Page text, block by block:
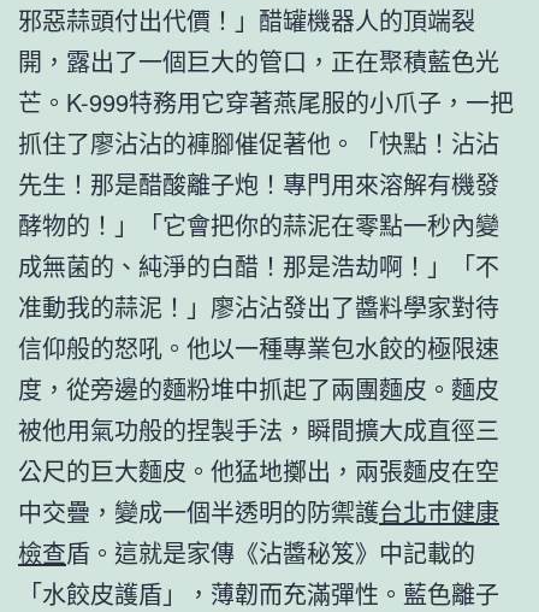
邪惡蒜頭付出代價！」醋罐機器人的頂端裂
開，露出了一個巨大的管口，正在聚積藍色光
芒。K-999特務用它穿著燕尾服的小爪子，一把
抓住了廖沾沾的褲腳催促著他。「快點！沾沾
先生！那是醋酸離子炮！專門用來溶解有機發
酵物的！」「它會把你的蒜泥在零點一秒內變
成無菌的、純淨的白醋！那是浩劫啊！」「不
准動我的蒜泥！」廖沾沾發出了醬料學家對待
信仰般的怒吼。他以一種專業包水餃的極限速
度，從旁邊的麵粉堆中抓起了兩團麵皮。麵皮
被他用氣功般的捏製手法，瞬間擴大成直徑三
公尺的巨大麵皮。他猛地擲出，兩張麵皮在空
中交疊，變成一個半透明的防禦護台北巿健康
檢查盾。這就是家傳《沾醬秘笈》中記載的
「水餃皮護盾」，薄韌而充滿彈性。藍色離子